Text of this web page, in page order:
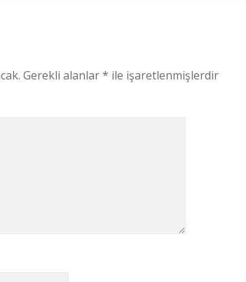
Gerekli alanlar* ile işaretlenmişlerdir